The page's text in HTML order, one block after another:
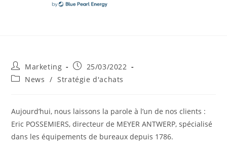
Post
author:
Marketing
Post
published:
25/03/2022
PostNews / Stratégie d'achats
Aujourd’hui, nous laissons la parole à l’un de nos clients :
Eric POSSEMIERS, directeur de MEYER ANTWERP, spécialisé
dans les équipements de bureaux depuis 1786.